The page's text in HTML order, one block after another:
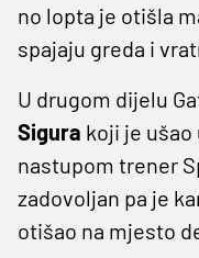
no lopta je otišla
spajaju greda i
U drugom dijelu
Sigura koji je
nastupom trener
zadovoljan pa je
otišao na mjesto